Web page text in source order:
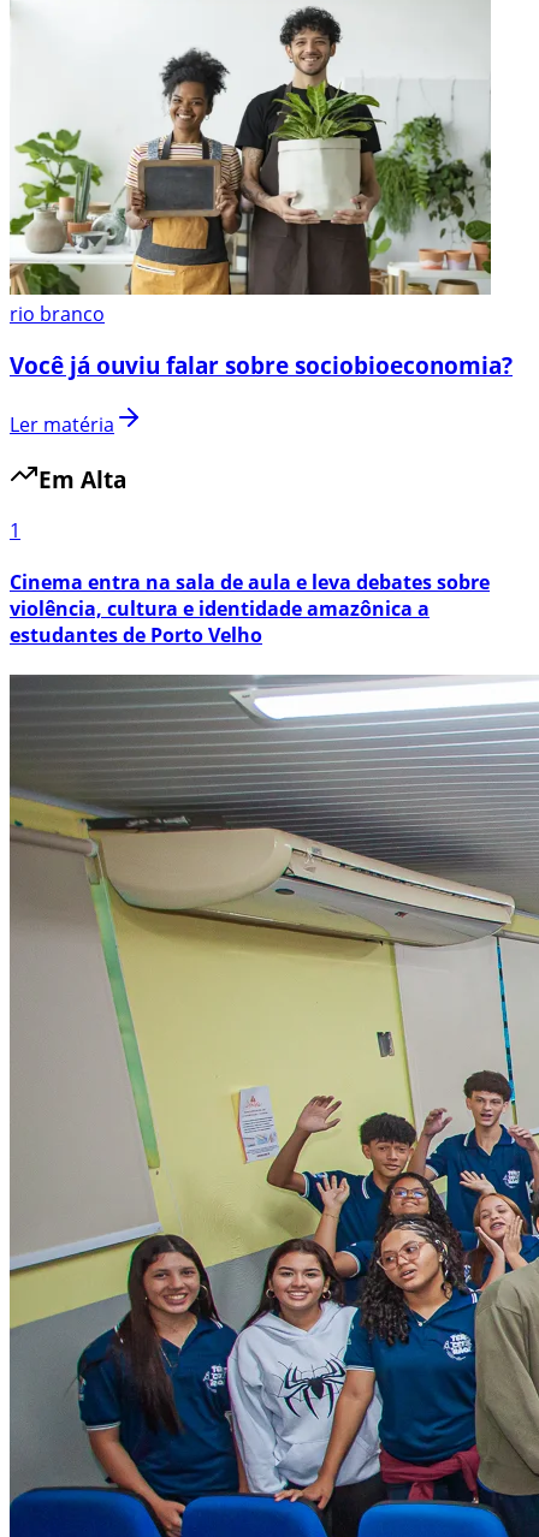
rio branco
Você já ouviu falar sobre sociobioeconomia?
Ler matéria
Em Alta
1
Cinema entra na sala de aula e leva debates sobre
violência, cultura e identidade amazônica a
estudantes de Porto Velho